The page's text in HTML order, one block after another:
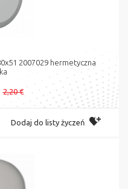
2007029 hermetyczna
2,20 €
Dodaj do listy życzeń